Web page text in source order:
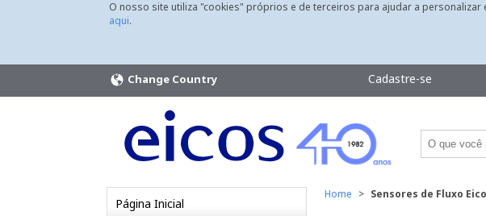
O nosso site utiliza "cookies" próprios e de terceiros para ajudar a
aqui.
Change Country Cadastre-se
Página Inicial
Home > Sensores de Fluxo